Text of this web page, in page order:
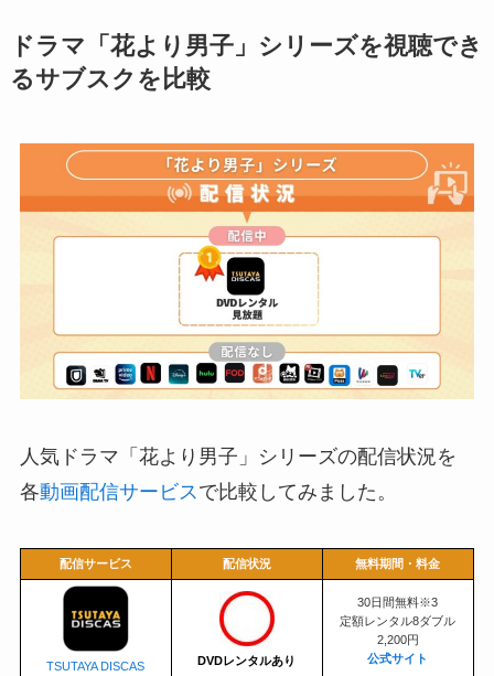
ドラマ「花より男子」シリーズを視聴でき
るサブスクを比較
人気ドラマ「花より男子」シリーズの配信状況を
各動画配信サービス で比較してみました。
配信サービス 配信状況 無料期間・料金
TSUTAYA DISCAS DVDレンタルあり
30日間無料※3
定額レンタル8ダブル
2,200円
公式サイト